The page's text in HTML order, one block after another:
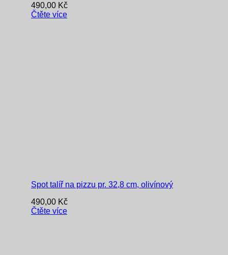
490,00 Kč
Čtěte více
Spot talíř na pizzu pr. 32,8 cm, olivínový
490,00 Kč
Čtěte více